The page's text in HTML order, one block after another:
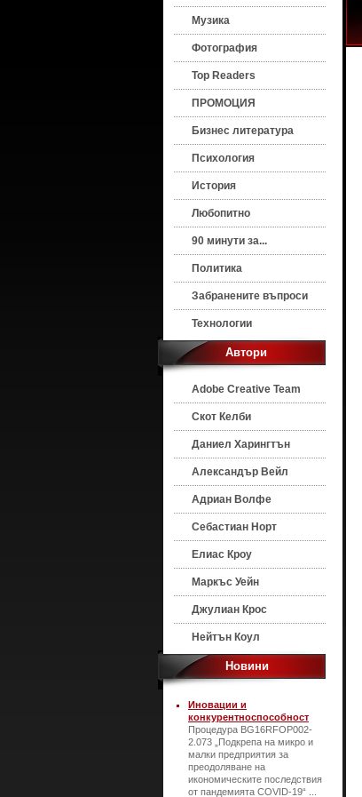
Музика
Фотография
Top Readers
ПРОМОЦИЯ
Бизнес литература
Психология
История
Любопитно
90 минути за...
Политика
Забранените въпроси
Технологии
Автори
Adobe Creative Team
Скот Келби
Даниел Харингтън
Александър Вейл
Адриан Волфе
Себастиан Норт
Елиас Кроу
Маркъс Уейн
Джулиан Крос
Нейтън Коул
Новини
Иновации и
конкурентноспособност
Процедура BG16RFOP002-
2.073 „Подкрепа на микро и
малки предприятия за
преодоляване на
икономическите последствия
от пандемията COVID-19“ ...